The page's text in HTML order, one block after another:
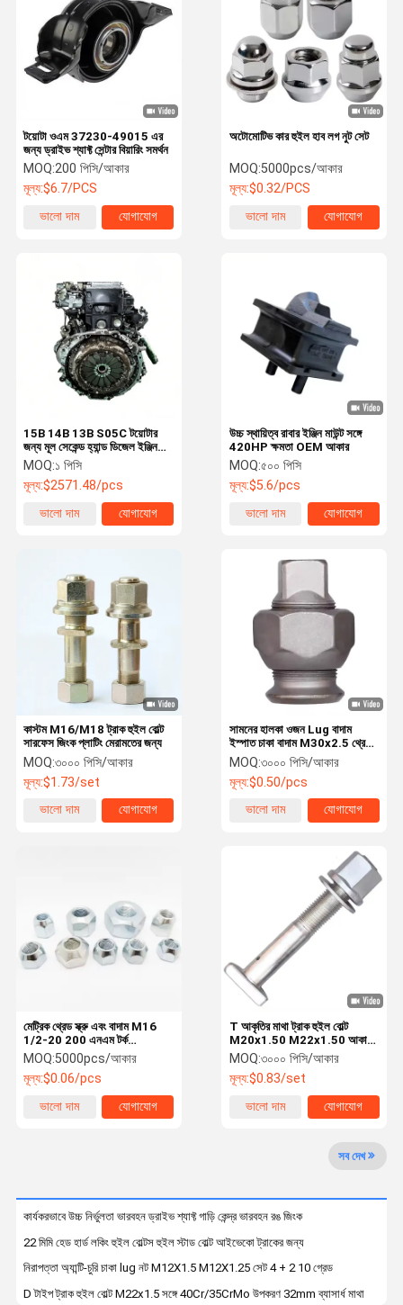
কারখানা পরিদর্শন গুণমান নিয়ন্ত্রণ
আমাদের সাথে
যোগাযোগ
একটি উদ্ধৃতি
অনুরোধ করুন
হুইল স্টাড
ইউ বল্টু
অটোমোটিভ কার হুইল হাব লগ নুট সেট
MOQ:5000pcs/আকার
মূল্য:$0.32/PCS
ভালো দাম
যোগাযোগ
টয়োটা ওএম 37230-49015 এর
জন্য ড্রাইভ শ্যাফ্ট সেন্টার বিয়ারিং সমর্থন
MOQ:200 পিসি/আকার
মূল্য:$6.7/PCS
ভালো দাম
যোগাযোগ
উচ্চ স্থায়িত্ব রাবার ইঞ্জিন মাউন্ট সঙ্গে
420HP ক্ষমতা OEM আকার
MOQ:৫০০ পিসি
মূল্য:$5.6/pcs
ভালো দাম
যোগাযোগ
15B 14B 13B S05C টয়োটার
জন্য মূল সেকেন্ড হ্যান্ড ডিজেল ইঞ্জিন
যাচাই করা এবং গ্যারান্টিযুক্ত
MOQ:১ পিসি
মূল্য:$2571.48/pcs
ভালো দাম
যোগাযোগ
সামনের হালকা ওজন Lug বাদাম
ইস্পাত চাকা বাদাম M30x2.5 থ্রেড
30mm হেক্স
MOQ:৩০০০ পিসি/আকার
মূল্য:$0.50/pcs
ভালো দাম
যোগাযোগ
কাস্টম M16/M18 ট্রাক হুইল বোল্ট
সারফেস জিংক প্লাটিং মেরামতের জন্য
MOQ:৩০০০ পিসি/আকার
মূল্য:$1.73/set
ভালো দাম
যোগাযোগ
T আকৃতির মাথা ট্রাক হুইল বোল্ট
M20x1.50 M22x1.50 আকার
প্রতিস্থাপনের জন্য
MOQ:৩০০০ পিসি/আকার
মূল্য:$0.83/set
ভালো দাম
যোগাযোগ
মেট্রিক থ্রেড স্ক্রু এবং বাদাম M16
1/2-20 200 এনএম টর্ক
স্পেসিফিকেশন
MOQ:5000pcs/আকার
মূল্য:$0.06/pcs
ভালো দাম
যোগাযোগ
সব দেখ
কার্যকরভাবে উচ্চ নির্ভুলতা ভারবহন ড্রাইভ শ্যাফ্ট গাড়ি কেন্দ্র ভারবহন রঙ জিংক
22 মিমি হেড হার্ড লকিং হুইল বোল্টস হুইল স্টাড বোল্ট আইভেকো ট্রাকের জন্য
নিরাপত্তা অ্যান্টি-চুরি চাকা lug নট M12X1.5 M12X1.25 সেট 4 + 2 10 গ্রেড
D টাইপ ট্রাক হুইল বোল্ট M22x1.5 সঙ্গে 40Cr/35CrMo উপকরণ 32mm ব্যাসার্ধ মাথা